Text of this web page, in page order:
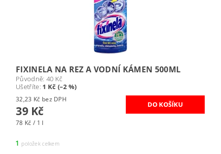
FIXINELA NA REZ A VODNÍ KÁMEN 500ML
Původně: 40 Kč
Ušetříte: 1 Kč (–2 %)
32,23 Kč bez DPH
39 Kč
78 Kč / 1 l
1 položek celkem